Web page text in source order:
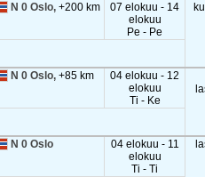
N 0 Oslo,+200 km
07 elokuu - 14
elokuu
Pe - Pe
N 0 Oslo,+85 km
04 elokuu - 12
elokuu
Ti - Ke
N 0 Oslo
04 elokuu - 11
elokuu
Ti - Ti